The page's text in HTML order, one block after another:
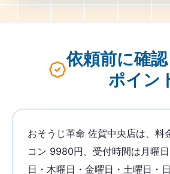
依頼前に確
ポイン
おそうじ革命 佐賀中央店は、料
コン 9980円、受付時間は月曜
日・木曜日・金曜日・土曜日・